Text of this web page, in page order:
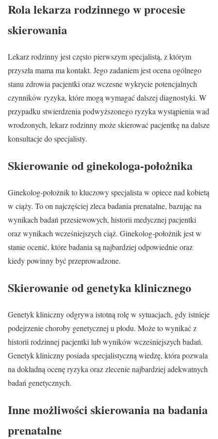
Rola lekarza rodzinnego w procesie
skierowania
Lekarz rodzinny jest często pierwszym specjalistą, z którym
przyszła mama ma kontakt. Jego zadaniem jest ocena ogólnego
stanu zdrowia pacjentki oraz wczesne wykrycie potencjalnych
czynników ryzyka, które mogą wymagać dalszej diagnostyki. W
przypadku stwierdzenia podwyższonego ryzyka wystąpienia wad
wrodzonych, lekarz rodzinny może skierować pacjentkę na dalsze
konsultacje do specjalisty.
Skierowanie od ginekologa-położnika
Ginekolog-położnik to kluczowy specjalista w opiece nad kobietą
w ciąży. To on najczęściej zleca badania prenatalne, bazując na
wynikach badań przesiewowych, historii medycznej pacjentki
oraz wynikach wcześniejszych ciąż. Ginekolog-położnik jest w
stanie ocenić, które badania są najbardziej odpowiednie oraz
kiedy powinny być przeprowadzone.
Skierowanie od genetyka klinicznego
Genetyk kliniczny odgrywa istotną rolę w sytuacjach, gdy istnieje
podejrzenie choroby genetycznej u płodu. Może to wynikać z
historii rodzinnej pacjentki lub wyników wcześniejszych badań.
Genetyk kliniczny posiada specjalistyczną wiedzę, która pozwala
na dokładną ocenę ryzyka oraz zlecenie najbardziej adekwatnych
badań genetycznych.
Inne możliwości skierowania na badania
prenatalne